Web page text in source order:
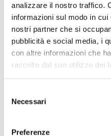
analizzare il nostro traffico.
informazioni sul modo in
nostri partner che si
pubblicità e social media, i
con altre informazioni che
raccolto dal suo utilizzo dei
delNecessari
Preferenze
Scopri di
San